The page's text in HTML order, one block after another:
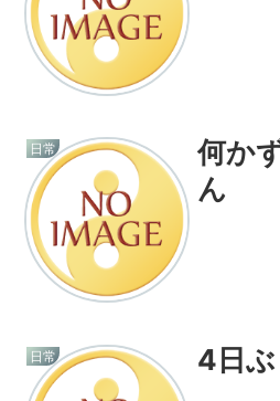
日常
何か
ん
日常 4日ぶ